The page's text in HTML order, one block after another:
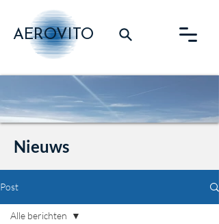
AEROVITO
Nieuws
Post
Alle berichten